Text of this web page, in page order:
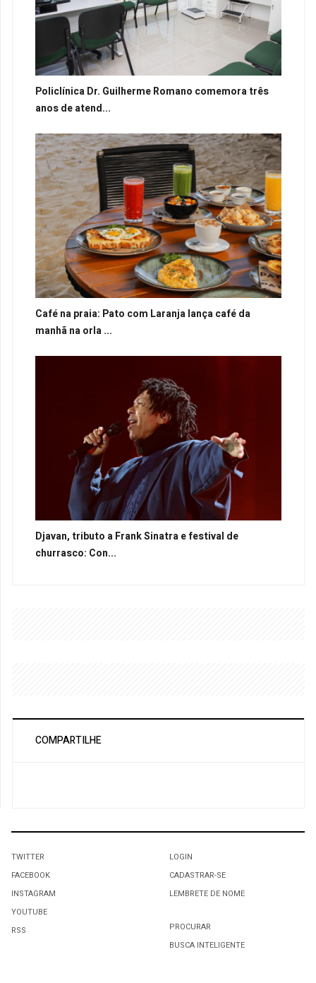
Policlínica Dr. Guilherme Romano comemora três
anos de atend...
Café na praia: Pato com Laranja lança café da
manhã na orla ...
Djavan, tributo a Frank Sinatra e festival de
churrasco: Con...
COMPARTILHE
TWITTER
FACEBOOK
INSTAGRAM
YOUTUBE
RSS
LOGIN
CADASTRAR-SE
LEMBRETE DE NOME
PROCURAR
BUSCA INTELIGENTE